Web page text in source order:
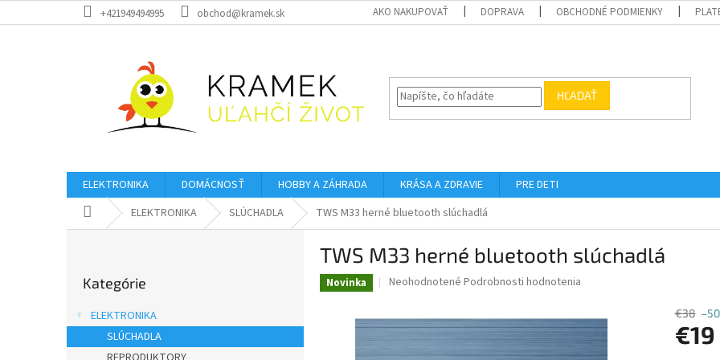
na
+421949494995 obchod@kramek.sk AKO NAKUPOVAŤ DOPRAVA OBCHODNÉ PODMIENKY
HĽADAŤ
ELEKTRONIKA DOMÁCNOSŤ HOBBY A ZÁHRADA KRÁSA A ZDRAVIE
PRE DETI
DomovELEKTRONIKA SLÚCHADLA TWS M33 herné bluetooth slúchadlá
p
a
kategórie
Kategórie
ELEKTRONIKA
SLÚCHADLA
TWS M33 herné bluetooth slúchadlá
Novinka
Priemerné
je
Neohodnotené Podrobnosti hodnotenia
€38
€19